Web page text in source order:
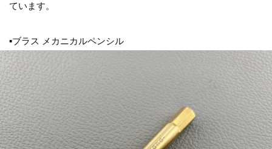
ています。
▪ブラス メカニカルペンシル